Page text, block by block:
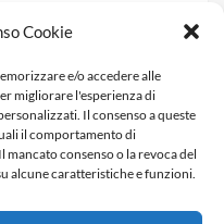
Cookie
e/o accedere alle
migliorare l'esperienza di
Il consenso a queste
il comportamento di
consenso o la revoca del
alcune caratteristiche e funzioni.
e schema tipo per